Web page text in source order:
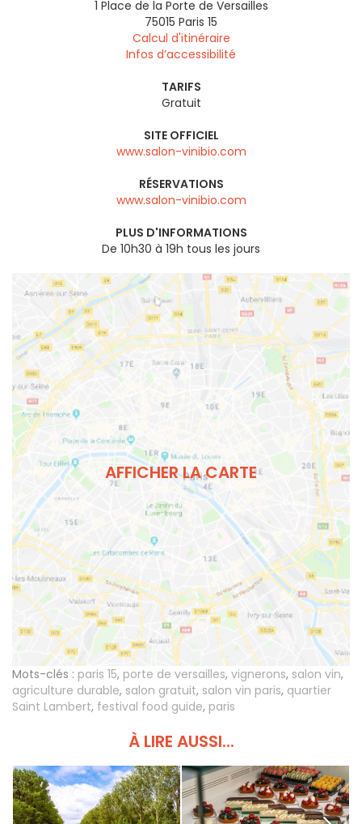
1 Place de la Porte de Versailles
75015 Paris 15
Calcul d'itinéraire
Infos d’accessibilité
TARIFS
Gratuit
SITE OFFICIEL
www.salon-vinibio.com
RÉSERVATIONS
www.salon-vinibio.com
PLUS D'INFORMATIONS
De 10h30 à 19h tous les jours
AFFICHER LA CARTE
Mots-clés : paris 15, porte de versailles, vignerons, salon vin,
agriculture durable, salon gratuit, salon vin paris, quartier
Saint Lambert, festival food guide, paris
À LIRE AUSSI...